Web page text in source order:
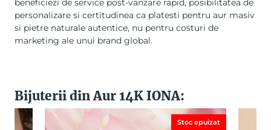
beneficiezi de service post-vanzare rapid, posibilitatea de
personalizare si certitudinea ca platesti pentru aur masiv
si pietre naturale autentice, nu pentru costuri de
marketing ale unui brand global.
Bijuterii din Aur 14K IONA:
Stoc epuizat